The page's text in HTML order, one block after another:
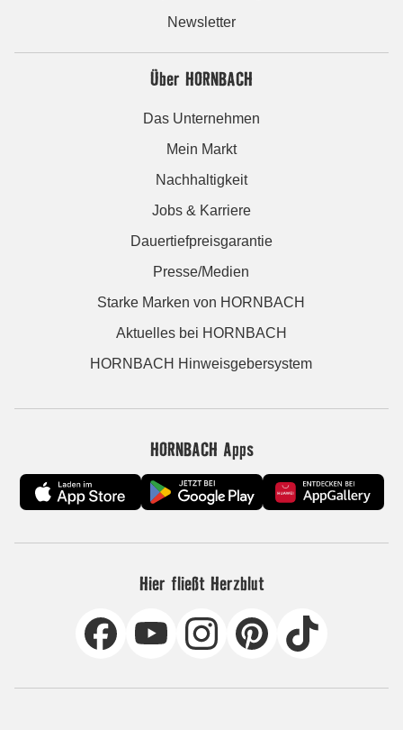
Newsletter
Über HORNBACH
Das Unternehmen
Mein Markt
Nachhaltigkeit
Jobs & Karriere
Dauertiefpreisgarantie
Presse/Medien
Starke Marken von HORNBACH
Aktuelles bei HORNBACH
HORNBACH Hinweisgebersystem
HORNBACH Apps
Hier fließt Herzblut